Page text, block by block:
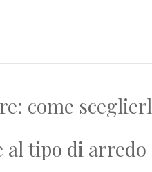
come
al tipo di arredo